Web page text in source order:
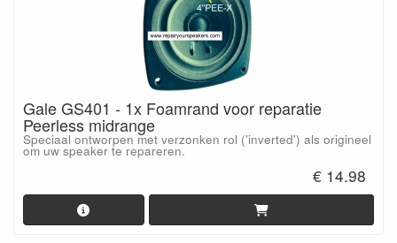
Gale GS401 - 1x Foamrand voor reparatie
Peerless midrange
Speciaal ontworpen met verzonken rol ('inverted') als origineel
om uw speaker te repareren.
€ 14.98